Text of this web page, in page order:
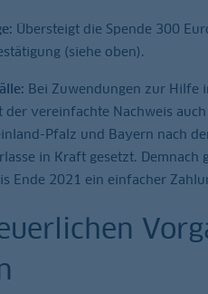
Übersteigt die Spende 300
(siehe oben).
Bei Zuwendungen zur Hilfe
der vereinfachte Nachweis
Pfalz und Bayern nach
in Kraft gesetzt.
Ende 2021 ein einfacher